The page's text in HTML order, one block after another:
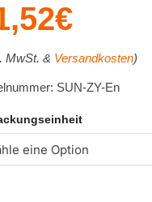
€
MwSt. & Versandkosten)
SUN-ZY-En